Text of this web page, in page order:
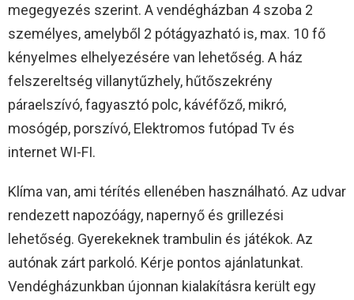
megegyezés szerint. A vendégházban 4 szoba 2
személyes, amelyből 2 pótágyazható is, max. 10 fő
kényelmes elhelyezésére van lehetőség. A ház
felszereltség villanytűzhely, hűtőszekrény
páraelszívó, fagyasztó polc, kávéfőző, mikró,
mosógép, porszívó, Elektromos futópad Tv és
internet WI-FI.
Klíma van, ami térítés ellenében használható. Az udvar
rendezett napozóágy, napernyő és grillezési
lehetőség. Gyerekeknek trambulin és játékok. Az
autónak zárt parkoló. Kérje pontos ajánlatunkat.
Vendégházunkban újonnan kialakításra került egy